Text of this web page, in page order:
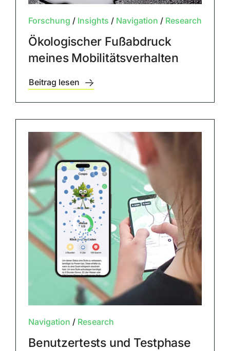
Forschung / Insights / Navigation / Research
Ökologischer Fußabdruck
meines Mobilitätsverhalten
Beitrag lesen
Navigation / Research
Benutzertests und Testphase